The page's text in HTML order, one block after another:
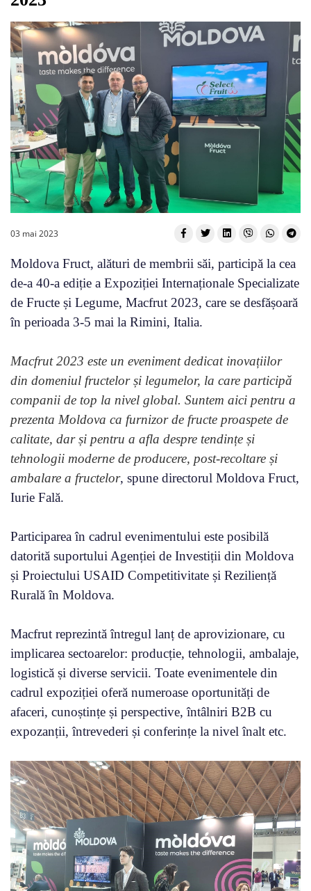
03 mai 2023
Moldova Fruct, alături de membrii săi, participă la cea
de-a 40-a ediție a Expoziției Internaționale Specializate
de Fructe și Legume, Macfrut 2023, care se desfășoară
în perioada 3-5 mai la Rimini, Italia.
Macfrut 2023 este un eveniment dedicat inovațiilor
din domeniul fructelor și legumelor, la care participă
companii de top la nivel global. Suntem aici pentru a
prezenta Moldova ca furnizor de fructe proaspete de
calitate, dar și pentru a afla despre tendințe și
tehnologii moderne de producere, post-recoltare și
ambalare a fructelor, spune directorul Moldova Fruct,
Iurie Fală.
Participarea în cadrul evenimentului este posibilă
datorită suportului Agenției de Investiții din Moldova
și Proiectului USAID Competitivitate și Reziliență
Rurală în Moldova.
Macfrut reprezintă întregul lanț de aprovizionare, cu
implicarea sectoarelor: producție, tehnologii, ambalaje,
logistică și diverse servicii. Toate evenimentele din
cadrul expoziției oferă numeroase oportunități de
afaceri, cunoștințe și perspective, întâlniri B2B cu
expozanții, întrevederi și conferințe la nivel înalt etc.